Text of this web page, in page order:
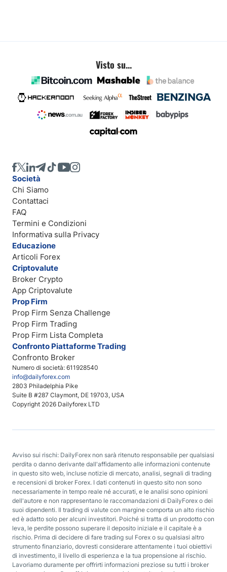
Visto su...
Numero di società: 611928540
info@dailyforex.com
2803 Philadelphia Pike
Suite B #287 Claymont, DE 19703, USA
Copyright 2026 Dailyforex LTD
Società
Chi Siamo
Contattaci
FAQ
Termini e Condizioni
Informativa sulla Privacy
Educazione
Articoli Forex
Criptovalute
Broker Crypto
App Criptovalute
Prop Firm
Prop Firm Senza Challenge
Prop Firm Trading
Prop Firm Lista Completa
Confronto Piattaforme Trading
Confronto Broker
Avviso sui rischi: DailyForex non sarà ritenuto responsabile per qualsiasi
perdita o danno derivante dall'affidamento alle informazioni contenute
in questo sito web, incluse notizie di mercato, analisi, segnali di trading
e recensioni di broker Forex. I dati contenuti in questo sito non sono
necessariamente in tempo reale né accurati, e le analisi sono opinioni
dell'autore e non rappresentano le raccomandazioni di DailyForex o dei
suoi dipendenti. Il trading di valute con margine comporta un alto rischio
ed è adatto solo per alcuni investitori. Poiché si tratta di un prodotto con
leva, le perdite possono superare il deposito iniziale e il capitale è a
rischio. Prima di decidere di fare trading sul Forex o su qualsiasi altro
strumento finanziario, dovresti considerare attentamente i tuoi obiettivi
di investimento, il livello di esperienza e la tua propensione al rischio.
Lavoriamo duramente per offrirti informazioni preziose su tutti i broker